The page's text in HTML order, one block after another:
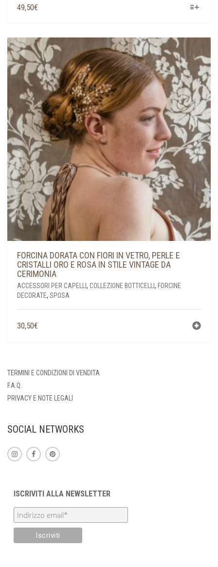
49,50€
PIÙ
VARIANTI.
LE
OPZIONI
POSSONO
ESSERE
SCELTE
NELLA
PAGINA
DEL
PRODOTTO
FORCINA DORATA CON FIORI IN VETRO, PERLE E
CRISTALLI ORO E ROSA IN STILE VINTAGE DA
CERIMONIA
ACCESSORI PER CAPELLI , COLLEZIONE BOTTICELLI , FORCINE
DECORATE, SPOSA
30,50€
TERMINI E CONDIZIONI DI VENDITA
F.A.Q.
PRIVACY E NOTE LEGALI
SOCIAL NETWORKS
ISCRIVITI ALLA NEWSLETTER